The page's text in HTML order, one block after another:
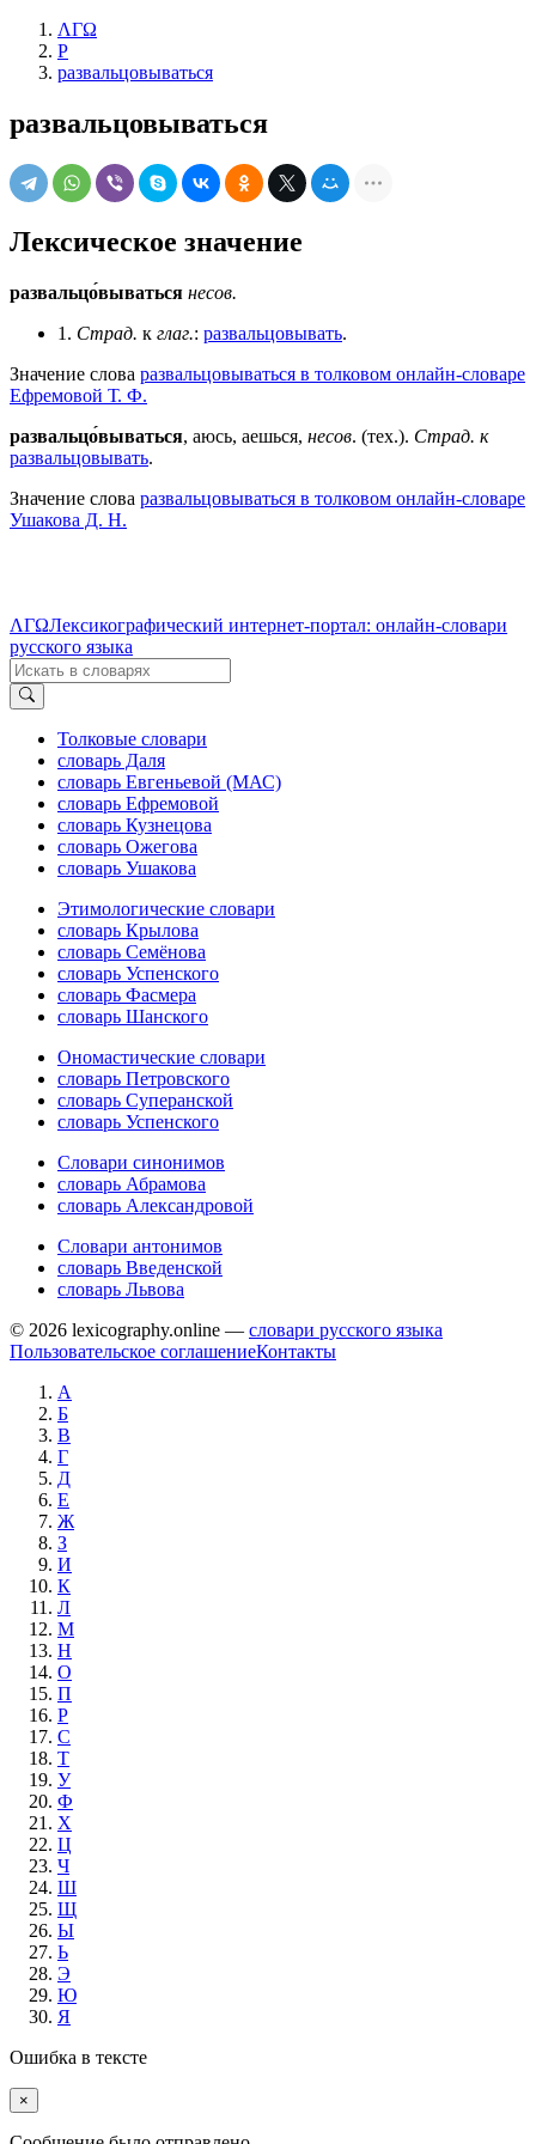
ΛΓΩ
Р
развальцовываться
развальцовываться
Лексическое значение
развальцо́вываться несов.
1. Страд. к глаг.: развальцовывать.
Значение слова развальцовываться в толковом онлайн-словаре
Ефремовой Т. Ф.
развальцо́вываться, аюсь, аешься, несов. (тех.). Страд. к
развальцовывать.
Значение слова развальцовываться в толковом онлайн-словаре
Ушакова Д. Н.
ΛΓΩЛексикографический интернет-портал: онлайн-словари
русского языка
Толковые словари
словарь Даля
словарь Евгеньевой (МАС)
словарь Ефремовой
словарь Кузнецова
словарь Ожегова
словарь Ушакова
Этимологические словари
словарь Крылова
словарь Семёнова
словарь Успенского
словарь Фасмера
словарь Шанского
Ономастические словари
словарь Петровского
словарь Суперанской
словарь Успенского
Словари синонимов
словарь Абрамова
словарь Александровой
Словари антонимов
словарь Введенской
словарь Львова
© 2026 lexicography.online — словари русского языка
Пользовательское соглашениеКонтакты
А
Б
В
Г
Д
Е
Ж
З
И
К
Л
М
Н
О
П
Р
С
Т
У
Ф
Х
Ц
Ч
Ш
Щ
Ы
Ь
Э
Ю
Я
Ошибка в тексте
×